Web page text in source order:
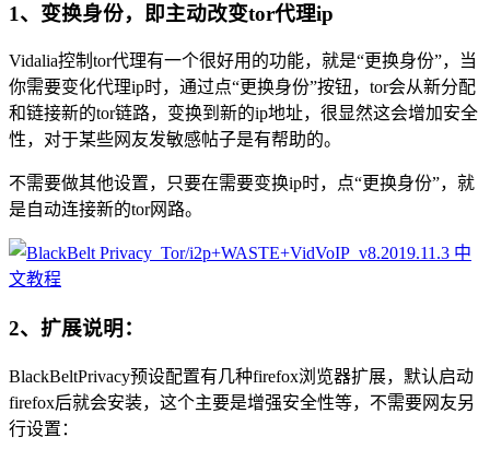
1、变换身份，即主动改变tor代理ip
Vidalia控制tor代理有一个很好用的功能，就是“更换身份”，当
你需要变化代理ip时，通过点“更换身份”按钮，tor会从新分配
和链接新的tor链路，变换到新的ip地址，很显然这会增加安全
性，对于某些网友发敏感帖子是有帮助的。
不需要做其他设置，只要在需要变换ip时，点“更换身份”，就
是自动连接新的tor网路。
2、扩展说明：
BlackBeltPrivacy预设配置有几种firefox浏览器扩展，默认启动
firefox后就会安装，这个主要是增强安全性等，不需要网友另
行设置：